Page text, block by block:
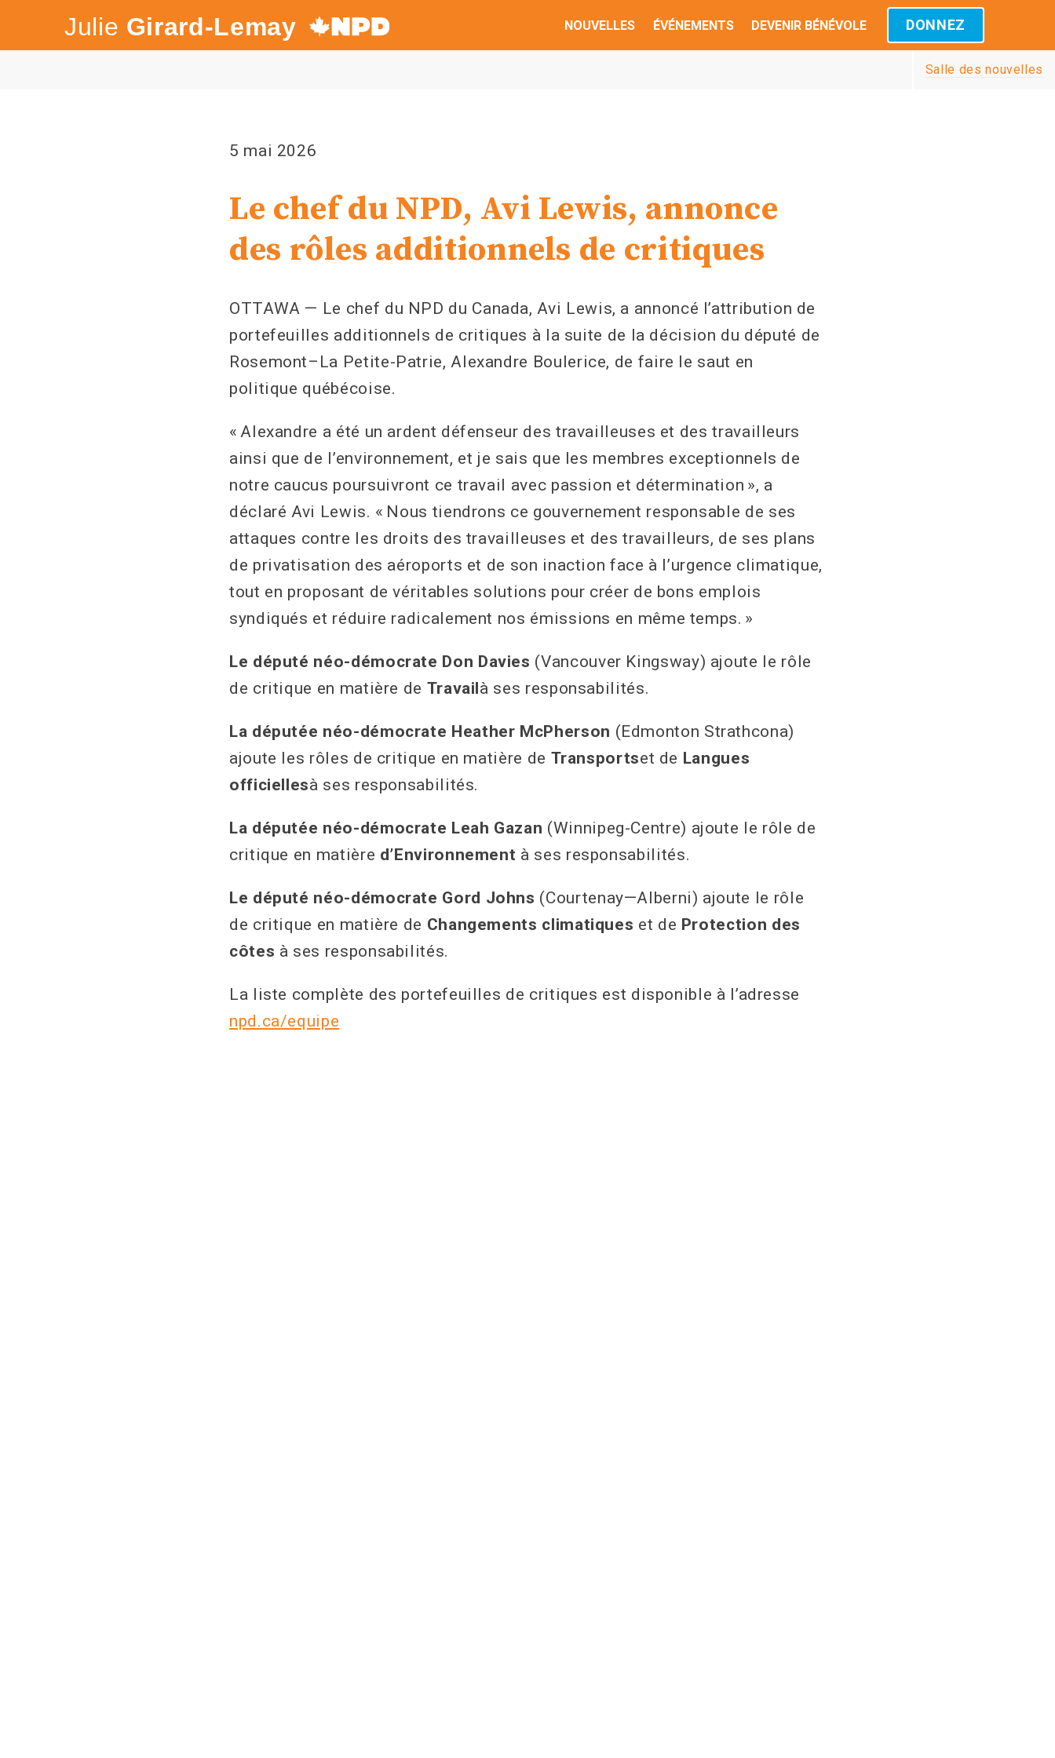
Canada's
Julie Girard-Lemay NOUVELLES ÉVÉNEMENTS DEVENIR BÉNÉVOLE DONNEZ
Salle des nouvelles
5 mai 2026
Le chef du NPD, Avi Lewis, annonce
des rôles additionnels de critiques
OTTAWA — Le chef du NPD du Canada, Avi Lewis, a annoncé l’attribution de
portefeuilles additionnels de critiques à la suite de la décision du député de
Rosemont–La Petite-Patrie, Alexandre Boulerice, de faire le saut en
politique québécoise.
« Alexandre a été un ardent défenseur des travailleuses et des travailleurs
ainsi que de l’environnement, et je sais que les membres exceptionnels de
notre caucus poursuivront ce travail avec passion et détermination », a
déclaré Avi Lewis. « Nous tiendrons ce gouvernement responsable de ses
attaques contre les droits des travailleuses et des travailleurs, de ses plans
de privatisation des aéroports et de son inaction face à l’urgence climatique,
tout en proposant de véritables solutions pour créer de bons emplois
syndiqués et réduire radicalement nos émissions en même temps. »
Le député néo-démocrate Don Davies (Vancouver Kingsway) ajoute le rôle
de critique en matière de Travailà ses responsabilités.
La députée néo-démocrate Heather McPherson (Edmonton Strathcona)
ajoute les rôles de critique en matière de Transportset de Langues
officiellesà ses responsabilités.
La députée néo-démocrate Leah Gazan (Winnipeg-Centre) ajoute le rôle de
critique en matière d’Environnement à ses responsabilités.
Le député néo-démocrate Gord Johns (Courtenay—Alberni) ajoute le rôle
de critique en matière de Changements climatiques et de Protection des
côtes à ses responsabilités.
La liste complète des portefeuilles de critiques est disponible à l’adresse
npd.ca/equipe